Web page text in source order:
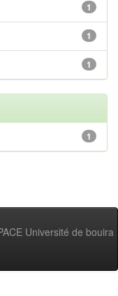
1
1
1
1
Université de bouira